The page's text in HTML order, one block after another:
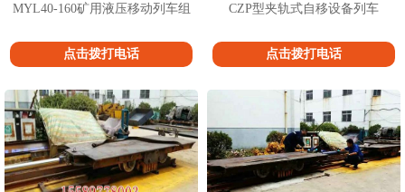
MYL40-160矿用液压移动列车组
点击拨打电话
CZP型夹轨式自移设备列车
点击拨打电话